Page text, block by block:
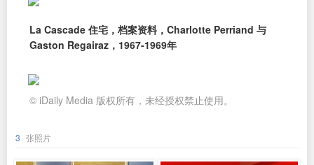
La Cascade 住宅，档案资料，Charlotte Perriand 与
Gaston Regairaz，1967-1969年
© iDaily Media 版权所有，未经授权禁止使用。
3 张照片